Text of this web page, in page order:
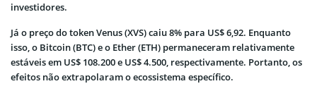
investidores.
Já o preço do token Venus (XVS) caiu 8% para US$ 6,92. Enquanto
isso, o Bitcoin (BTC) e o Ether (ETH) permaneceram relativamente
estáveis em US$ 108.200 e US$ 4.500, respectivamente. Portanto, os
efeitos não extrapolaram o ecossistema específico.